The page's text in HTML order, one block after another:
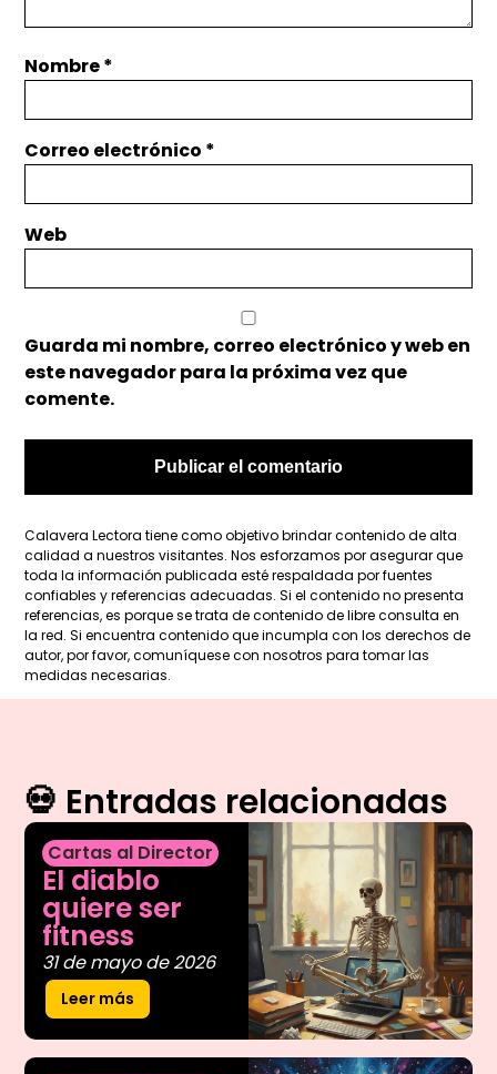
Nombre*
Correo electrónico *
Web
Guarda mi nombre, correo electrónico y web en
este navegador para la próxima vez que
comente.
Calavera Lectora tiene como objetivo brindar contenido de alta
calidad a nuestros visitantes. Nos esforzamos por asegurar que
toda la información publicada esté respaldada por fuentes
confiables y referencias adecuadas. Si el contenido no presenta
referencias, es porque se trata de contenido de libre consulta en
la red. Si encuentra contenido que incumpla con los derechos de
autor, por favor, comuníquese con nosotros para tomar las
medidas necesarias.
💀 Entradas relacionadas
Cartas al Director
El diablo
quiere ser
fitness
31 de mayo de 2026
Leer más